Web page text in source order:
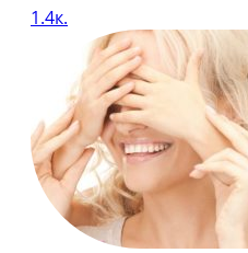
1.4к.